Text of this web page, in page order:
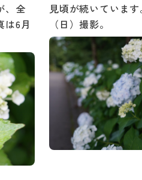
、全
は6月
見頃が続いていま
（日）撮影。